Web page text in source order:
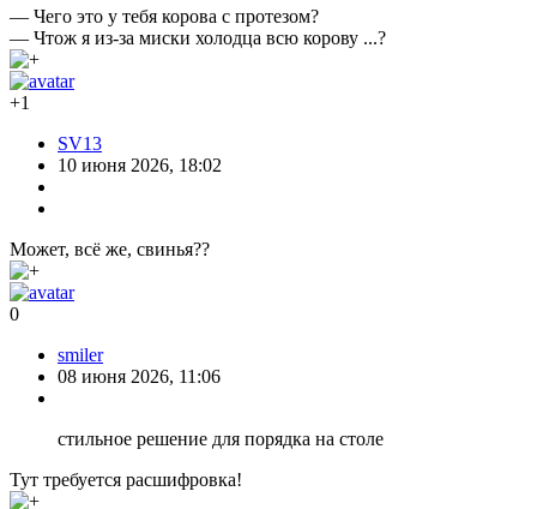
— Чего это у тебя корова с протезом?
— Чтож я из-за миски холодца всю корову ...?
+1
SV13
10 июня 2026, 18:02
Может, всё же, свинья??
0
smiler
08 июня 2026, 11:06
стильное решение для порядка на столе
Тут требуется расшифровка!